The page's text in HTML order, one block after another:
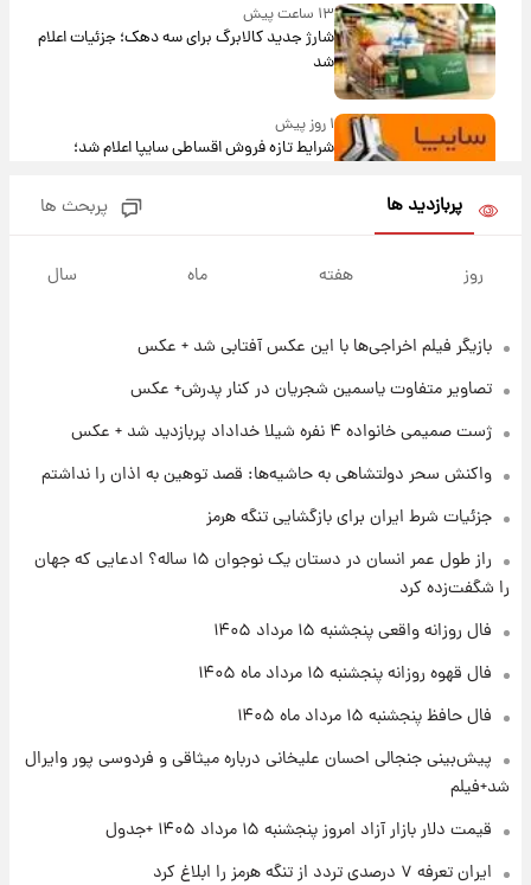
۱۳ ساعت پیش
شارژ جدید کالابرگ برای سه دهک؛ جزئیات اعلام
شد
۱ روز پیش
شرایط تازه فروش اقساطی سایپا اعلام شد؛
قیمت سکه و طلا فردا
۱۹ ساعت پیش
فال قهوه روزانه پنجشنبه ۱۵ مرداد ماه ۱۴۰۵
۲۱ ساعت پیش
۱ روز پیش
+ جدول
نام خودرو، مبلغ پیش پرداخت و زمان تحویل |
سود مشارکت چند درصد است؟
پربازدید ها پربحث ها
روز هفته ماه سال
بازیگر فیلم اخراجی‌ها با این عکس آفتابی شد + عکس
تصاویر متفاوت یاسمین شجریان در کنار پدرش+ عکس
ژست صمیمی خانواده ۴ نفره شیلا خداداد پربازدید شد + عکس
واکنش سحر دولتشاهی به حاشیه‌ها: قصد توهین به اذان را نداشتم
جزئیات شرط ایران برای بازگشایی تنگه هرمز
راز طول عمر انسان در دستان یک نوجوان ۱۵ ساله؟ ادعایی که جهان
را شگفت‌زده کرد
فال روزانه واقعی پنجشنبه ۱۵ مرداد ۱۴۰۵
فال قهوه روزانه پنجشنبه ۱۵ مرداد ماه ۱۴۰۵
فال حافظ پنجشنبه ۱۵ مرداد ماه ۱۴۰۵
پیش‌بینی جنجالی احسان علیخانی درباره میثاقی و فردوسی پور وایرال
شد+فیلم
قیمت دلار بازار آزاد امروز پنجشنبه ۱۵ مرداد ۱۴۰۵ +جدول
ایران تعرفه ۷ درصدی تردد از تنگه هرمز را ابلاغ کرد